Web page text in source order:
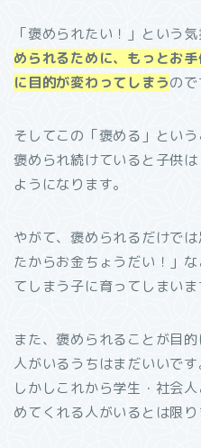
「褒められたい！」という
められるために、もっとお
に目的が変わってしまうので
そしてこの「褒める」とい
褒められ続けていると子供
ようになります。
やがて、褒められるだけで
たからお金ちょうだい！」
てしまう子に育ってしまいま
また、褒められることが目
人がいるうちはまだいいです
しかしこれから学生・社会
めてくれる人がいるとは限り